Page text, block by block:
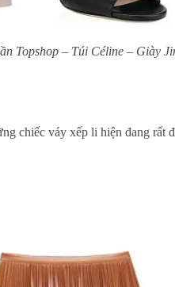
Topshop – Túi Céline – Giày
chiếc váy xếp li hiện đang rất